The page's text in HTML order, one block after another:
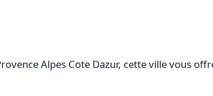
Alpes Cote Dazur, cette ville vous